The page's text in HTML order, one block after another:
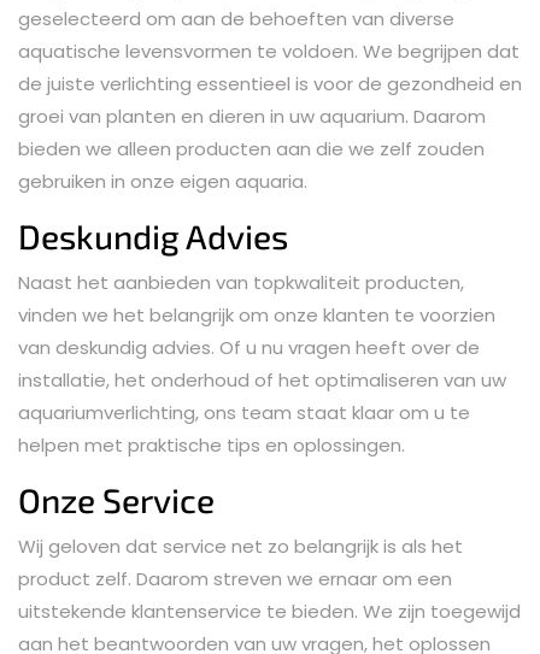
geselecteerd om aan de behoeften van diverse
aquatische levensvormen te voldoen. We begrijpen dat
de juiste verlichting essentieel is voor de gezondheid en
groei van planten en dieren in uw aquarium. Daarom
bieden we alleen producten aan die we zelf zouden
gebruiken in onze eigen aquaria.
Deskundig Advies
Naast het aanbieden van topkwaliteit producten,
vinden we het belangrijk om onze klanten te voorzien
van deskundig advies. Of u nu vragen heeft over de
installatie, het onderhoud of het optimaliseren van uw
aquariumverlichting, ons team staat klaar om u te
helpen met praktische tips en oplossingen.
Onze Service
Wij geloven dat service net zo belangrijk is als het
product zelf. Daarom streven we ernaar om een
uitstekende klantenservice te bieden. We zijn toegewijd
aan het beantwoorden van uw vragen, het oplossen